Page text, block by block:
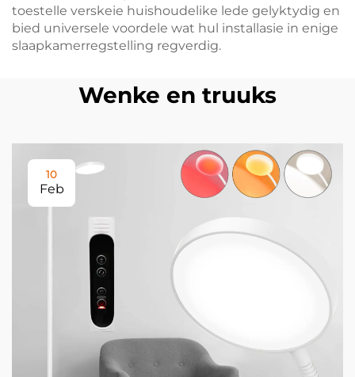
toestelle verskeie huishoudelike lede gelyktydig en
bied universele voordele wat hul installasie in enige
slaapkamerregstelling regverdig.
Wenke en truuks
10
Feb